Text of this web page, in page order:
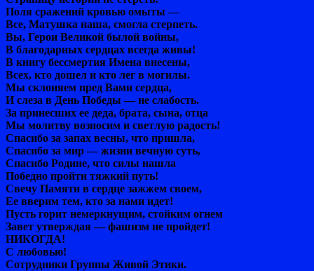
Поля сражений кровью омыты —
Все, Матушка наша, смогла стерпеть.
Вы, Герои Великой былой войны,
В благодарных сердцах всегда живы!
В книгу бессмертия Имена внесены,
Всех, кто дошел и кто лег в могилы.
Мы склоняем пред Вами сердца,
И слеза в День Победы — не слабость.
За принесших ее деда, брата, сына, отца
Мы молитву возносим и светлую радость!
Спасибо за запах весны, что пришла,
Спасибо за мир — жизни вечную суть,
Спасибо Родине, что силы нашла
Победно пройти тяжкий путь!
Свечу Памяти в сердце зажжем своем,
Ее вверим тем, кто за нами идет!
Пусть горит немеркнущим, стойким огнем
Завет утверждая — фашизм не пройдет!
НИКОГДА!
С любовью!
Сотрудники Группы Живой Этики.